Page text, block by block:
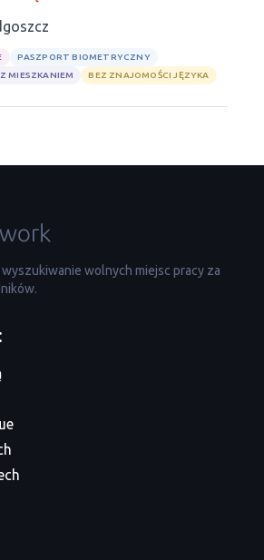
PASZPORT BIOMETRYCZNY
Z MIESZKANIEM BEZ ZNAJOMOŚCI JĘZYKA
wolnych miejsc pracy za